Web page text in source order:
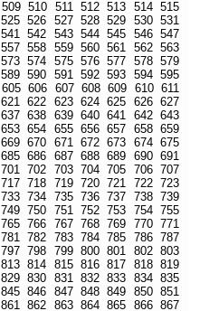
509 510 511 512 513 514 515
525 526 527 528 529 530 531
541 542 543 544 545 546 547
557 558 559 560 561 562 563
573 574 575 576 577 578 579
589 590 591 592 593 594 595
605 606 607 608 609 610 611
621 622 623 624 625 626 627
637 638 639 640 641 642 643
653 654 655 656 657 658 659
669 670 671 672 673 674 675
685 686 687 688 689 690 691
701 702 703 704 705 706 707
717 718 719 720 721 722 723
733 734 735 736 737 738 739
749 750 751 752 753 754 755
765 766 767 768 769 770 771
781 782 783 784 785 786 787
797 798 799 800 801 802 803
813 814 815 816 817 818 819
829 830 831 832 833 834 835
845 846 847 848 849 850 851
861 862 863 864 865 866 867